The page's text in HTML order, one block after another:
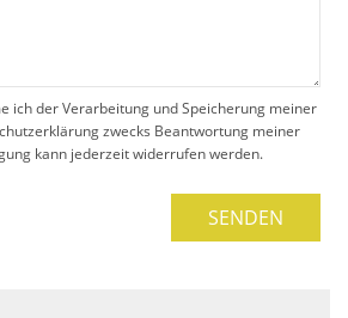
ich der Verarbeitung und Speicherung meiner
zwecks Beantwortung meiner
kann jederzeit widerrufen werden.
SENDEN